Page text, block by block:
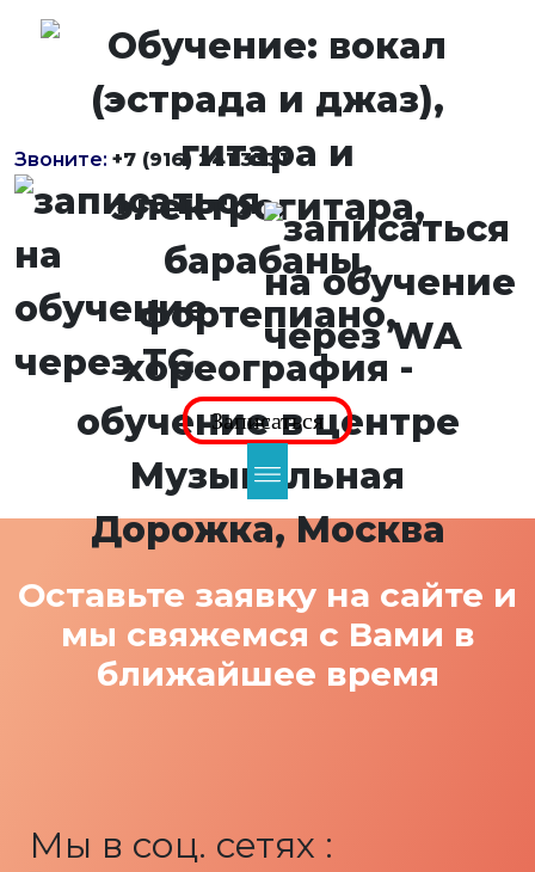
Звоните: +7 (916) 241 3331
Записаться
Оставьте заявку на сайте и
мы свяжемся с Вами в
ближайшее время
Мы в соц. сетях :